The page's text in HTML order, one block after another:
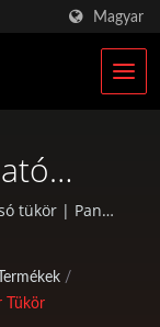
Magyar
|
tükör | Pan
kínál, mint
standard
szükséges
/
Tükör